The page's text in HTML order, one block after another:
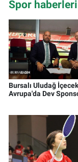
Spor haberleri
Bursalı Uludağ
Avrupa'da Dev